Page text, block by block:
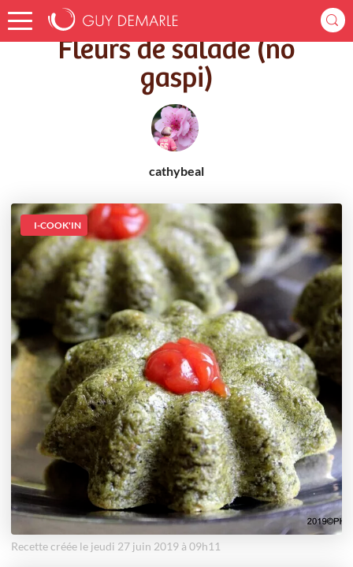
Accueil Recettes Fleurs de salade (no gaspi)
Fleurs de salade (no
gaspi)
cathybeal
I-COOK'IN
Recette créée le jeudi 27 juin 2019 à 09h11